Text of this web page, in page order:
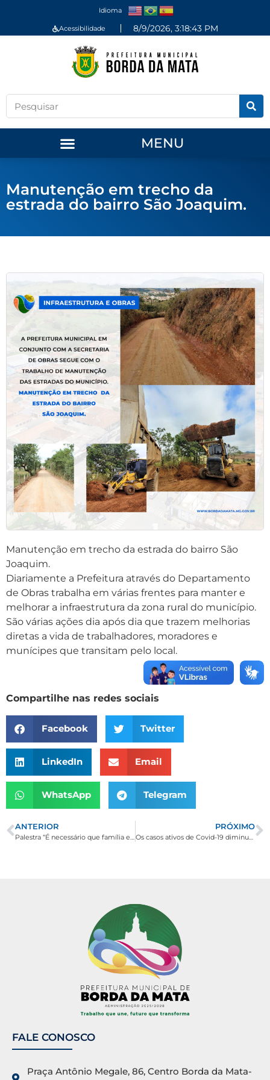
Idioma
Acessibilidade 8/9/2026, 3:18:43 PM
MENU
Manutenção em trecho da
estrada do bairro São Joaquim.
Manutenção em trecho da estrada do bairro São
Joaquim.
Diariamente a Prefeitura através do Departamento
de Obras trabalha em várias frentes para manter e
melhorar a infraestrutura da zona rural do município.
São várias ações dia após dia que trazem melhorias
diretas a vida de trabalhadores, moradores e
munícipes que transitam pelo local.
Compartilhe nas redes sociais
Facebook Twitter
LinkedIn Email
WhatsApp Telegram
ANTERIOR PRÓXIMO
Os casos ativos de Covid-19 diminuem para 177.
FALE CONOSCO
Praça Antônio Megale, 86, Centro Borda da Mata-